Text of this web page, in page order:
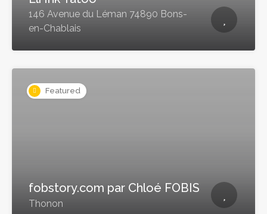
146 Avenue du Léman 74890 Bons-
en-Chablais
Featured
fobstory.com par Chloé FOBIS
Thonon